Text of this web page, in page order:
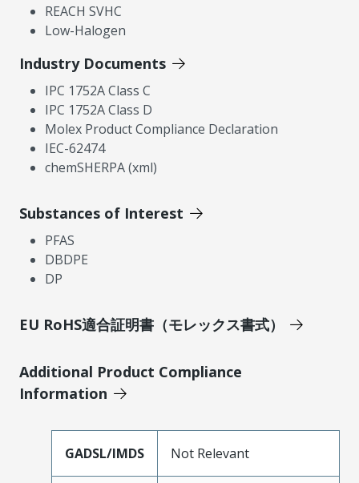
REACH SVHC
Low-Halogen
Industry Documents
IPC 1752A Class C
IPC 1752A Class D
Molex Product Compliance Declaration
IEC-62474
chemSHERPA (xml)
Substances of Interest
PFAS
DBDPE
DP
EU RoHS適合証明書（モレックス書式）
Additional Product Compliance
Information
GADSL/IMDS Not Relevant